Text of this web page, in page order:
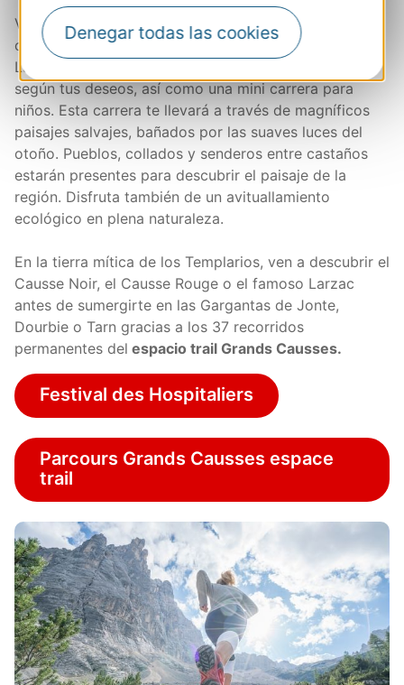
Denegar todas las cookies
Ven a descubrir elFestival des Hospitaliers
carrera entre el valle de Dourbie y la meseta de
Larzac que ofrece 3 carreras de 14 a 75 kilómetros
según tus deseos, así como una mini carrera para
niños. Esta carrera te llevará a través de magníficos
paisajes salvajes, bañados por las suaves luces del
otoño. Pueblos, collados y senderos entre castaños
estarán presentes para descubrir el paisaje de la
región. Disfruta también de un avituallamiento
ecológico en plena naturaleza.
En la tierra mítica de los Templarios, ven a descubrir el
Causse Noir, el Causse Rouge o el famoso Larzac
antes de sumergirte en las Gargantas de Jonte,
Dourbie o Tarn gracias a los 37 recorridos
permanentes del espacio trail Grands Causses.
Festival des Hospitaliers
Parcours Grands Causses espace
trail